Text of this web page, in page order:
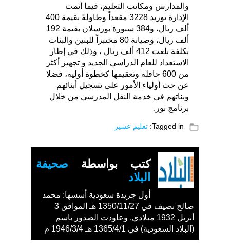
والمدارس ومكاتب التعليم، فيما أتمت
الإدارة توريد 3228 مقعداً وطاولةً بقيمة 400
ألف ريال، و384 سبورة بورسلان بقيمة 192
ألف ريال، وصيانة 80 مختبراً للبنين والبنات
بكلفة بلغت 412 ألف ريال ، وذلك في إطار
الاستعداد للعام الدراسي الجديد و تجهيز أكثر
من 600 حافلة وتعقيمها كخطوة أولية، فضلا
عن حث أولياء الأمور على تسجيل أبنائهم
وبناتهم في خدمة النقل المدرسي من خلال
برنامج نور.
folder_open
Tagged in: تعليم عسير
كتب بواسطة صحيفة
البلاد
أول جريدة سعودية أسسها: محمد
صالح نصيف في 1350/11/27 هـ الموافق 3
أبريل 1932 ميلادي. وعاودت الصدور باسم
(البلاد السعودية) في 1365/4/1 هـ 1946/3/4 م